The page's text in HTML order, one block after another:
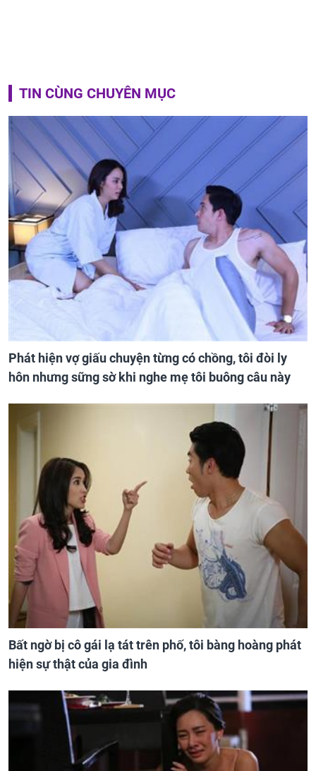
TIN CÙNG CHUYÊN MỤC
Phát hiện vợ giấu chuyện từng có chồng, tôi đòi ly
hôn nhưng sững sờ khi nghe mẹ tôi buông câu này
Bất ngờ bị cô gái lạ tát trên phố, tôi bàng hoàng phát
hiện sự thật của gia đình